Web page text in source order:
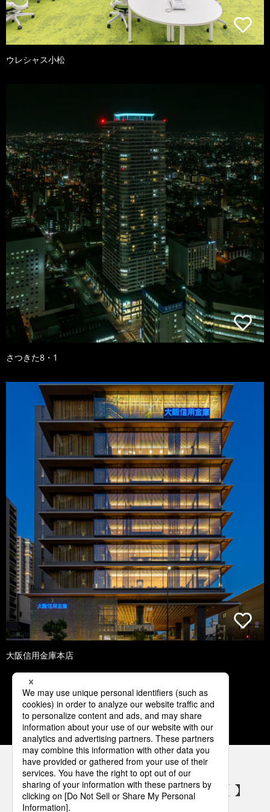
ウレシャス小松
さつきた8・1
大阪信用金庫本店
1 2 3 4 5
パナソニックの電気設備 SNSアカウント